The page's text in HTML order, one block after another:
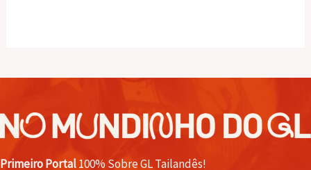
Primeiro Portal100% Sobre GL Tailandês!